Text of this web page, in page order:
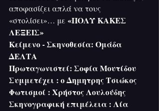
αποφασίζει απλά να τους
«στολίσει»… με «ΠΟΛΥ ΚΑΚΕΣ
ΛΕΞΕΙΣ»
Κείμενο - Σκηνοθεσία: Ομάδα
ΔΕΛΤΑ
Πρωταγωνιστεί: Σοφία Μουτίδου
Συμμετέχει : ο Δημητρης Τσιώκος
Φωτισμοί : Χρήστος Λουλούδης
Σκηνογραφική επιμέλεια : Λία